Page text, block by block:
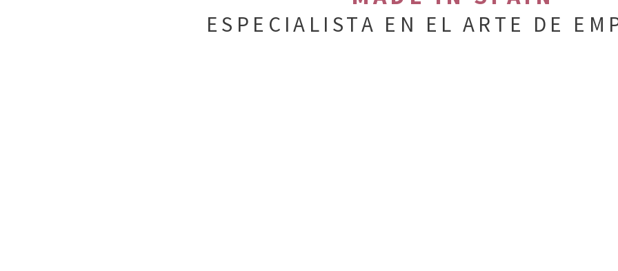
ESPECIALISTA EN EL ARTE DE